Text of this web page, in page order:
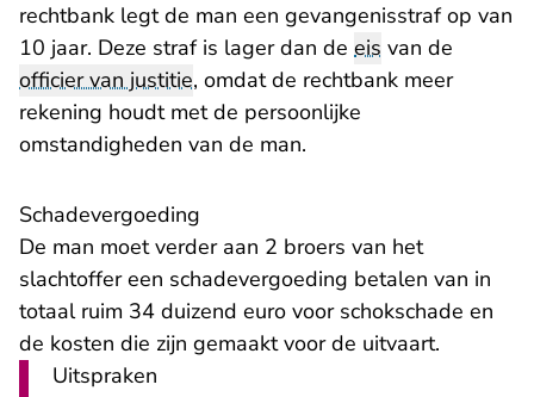
rechtbank legt de man een gevangenisstraf op van
10 jaar. Deze straf is lager dan de eis van de
officier van justitie, omdat de rechtbank meer
rekening houdt met de persoonlijke
omstandigheden van de man.
Schadevergoeding
De man moet verder aan 2 broers van het
slachtoffer een schadevergoeding betalen van in
totaal ruim 34 duizend euro voor schokschade en
de kosten die zijn gemaakt voor de uitvaart.
Uitspraken